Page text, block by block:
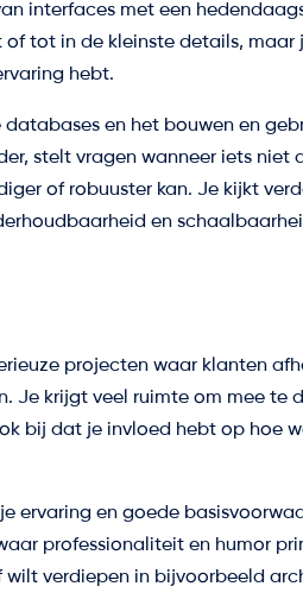
interfaces met een
tot in de kleinste details, maar
hebt.
en het bouwen en
stelt vragen wanneer iets niet
of robuuster kan. Je kijkt
en
projecten waar klanten
Je krijgt veel ruimte om mee te
bij dat je invloed hebt op hoe
ervaring en goede
professionaliteit en humor
verdiepen in bijvoorbeeld